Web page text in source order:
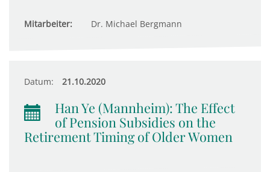
Mitarbeiter: Dr. Michael Bergmann
Datum: 21.10.2020
Han Ye (Mannheim): The Effect
of Pension Subsidies on the
Retirement Timing of Older Women